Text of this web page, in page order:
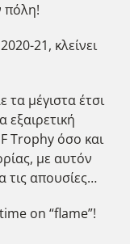
πόλη!
21, κλείνει
μέγιστα έτσι
Trophy όσο και
με αυτόν
τις απουσίες…
on “flame”!